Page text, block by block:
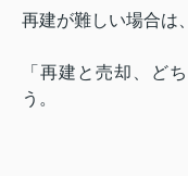
再建が難しい場合は
「再建と売却、ど
う。